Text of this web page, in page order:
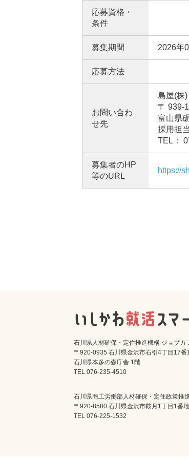
応募資格・
条件
募集期間 2026年
応募方法
お問い合わ
せ先
島屋(株
〒 939-
富山県
採用担
TEL：
募集者のHP
等のURL
https://
石川県人材確保・定住推進機構 ジョブカ
〒920-0935 石川県金沢市石引4丁目17番
石川県本多の森庁舎 1階
TEL 076-235-4510
石川県商工労働部人材確保・定住政策推
〒920-8580 石川県金沢市鞍月1丁目1番地
TEL 076-225-1532